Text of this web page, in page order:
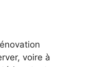
voire à